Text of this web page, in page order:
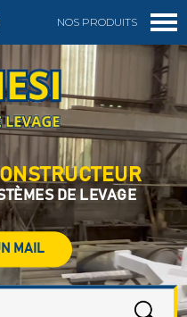
NOS PRODUITS
DEVIS
DE LEVAGE
MAIL